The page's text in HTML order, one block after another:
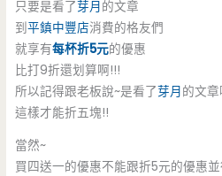
只要是看了芽月的文章
到平鎮中豐店消費的格友們
就享有每杯折5元的優惠
比打9折還划算啊!!!
所以記得跟老板說~是看了芽月的文章
這樣才能折五塊!!
當然~
買四送一的優惠不能跟折5元的優惠